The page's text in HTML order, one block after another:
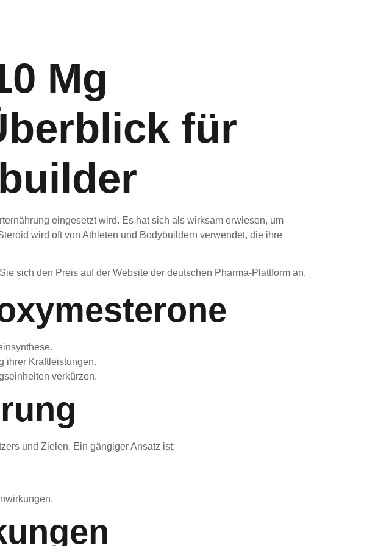
Mg
für
eingesetzt wird. Es hat sich als wirksam erwiesen, um
wird oft von Athleten und Bodybuildern verwendet, die ihre
sich den Preis auf der Website der deutschen Pharma-Plattform an.
ihrer Kraftleistungen.
verkürzen.
und Zielen. Ein gängiger Ansatz ist: